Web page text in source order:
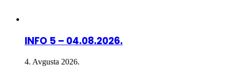
INFO 5 – 04.08.2026.
4. Avgusta 2026.